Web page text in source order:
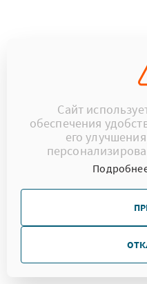
Сайт
обеспечения
его